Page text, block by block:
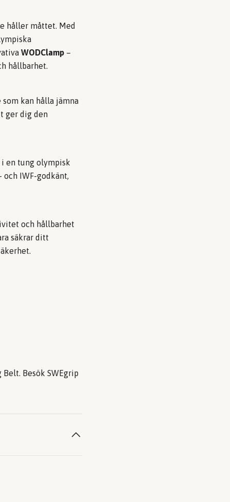
håller måttet. Med
WODClamp –
hållbarhet.
kan hålla jämna
ger dig den
en tung olympisk
IWF-godkänt,
och hållbarhet
säkrar ditt
Besök SWEgrip